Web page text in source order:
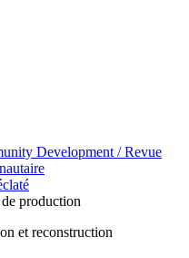
Development / Revue
production
et reconstruction